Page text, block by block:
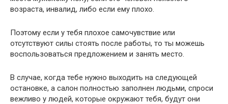
возраста, инвалид, либо если ему плохо.
Поэтому если у тебя плохое самочувствие или
отсутствуют силы стоять после работы, то ты можешь
воспользоваться предложением и занять место.
В случае, когда тебе нужно выходить на следующей
остановке, а салон полностью заполнен людьми, спроси
вежливо у людей, которые окружают тебя, будут они